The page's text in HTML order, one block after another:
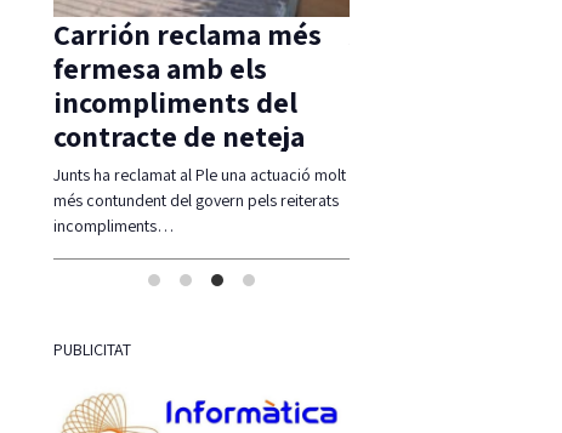
Carrión reclama més
fermesa amb els
incompliments del
contracte de neteja
Junts ha reclamat al Ple una actuació molt
més contundent del govern pels reiterats
incompliments…
Aprovada una moció
compatibilitzar Via
Ferrada i corb marí
La moció defensa estudiar
compatibiltzar ambdues realitats
PUBLICITAT